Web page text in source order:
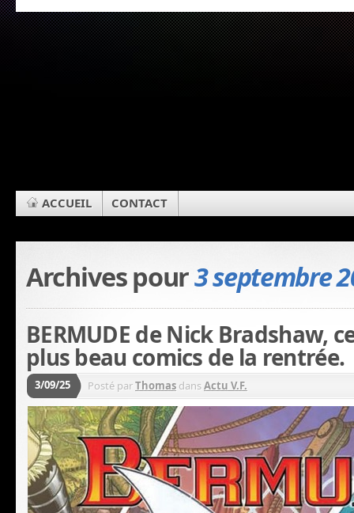
ACCUEIL CONTACT
Archives pour3 septembre
BERMUDE de Nick Bradshaw,
plus beau comics de la rentrée.
3/09/25 Posté parThomas dansActu V.F.